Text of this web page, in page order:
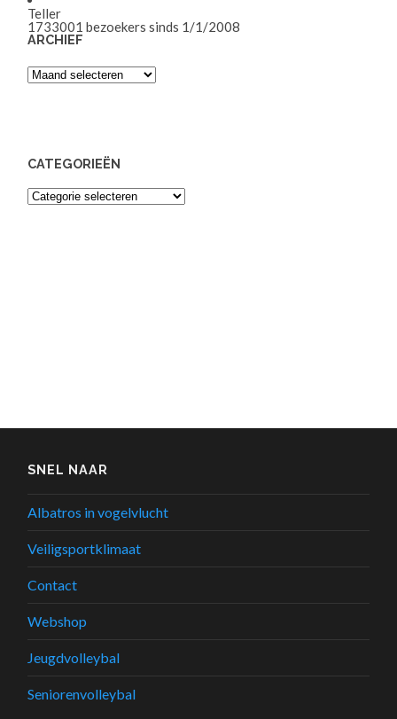
Teller
1733001 bezoekers sinds 1/1/2008
ARCHIEF
Archief
CATEGORIEËN
Categorieën
SNEL NAAR
Albatros in vogelvlucht
Veiligsportklimaat
Contact
Webshop
Jeugdvolleybal
Seniorenvolleybal